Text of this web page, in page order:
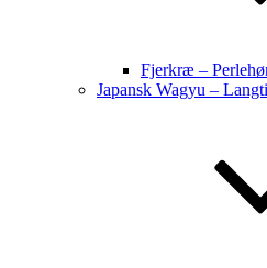
Fjerkræ –
Japansk Wagyu –